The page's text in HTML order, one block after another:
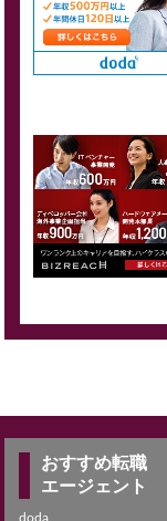
おすすめ転職
エージェント
doda